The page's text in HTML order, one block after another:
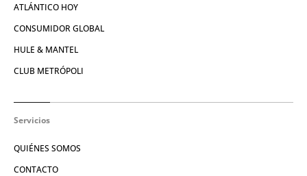
ATLÁNTICO HOY
CONSUMIDOR GLOBAL
HULE & MANTEL
CLUB METRÓPOLI
Servicios
QUIÉNES SOMOS
CONTACTO